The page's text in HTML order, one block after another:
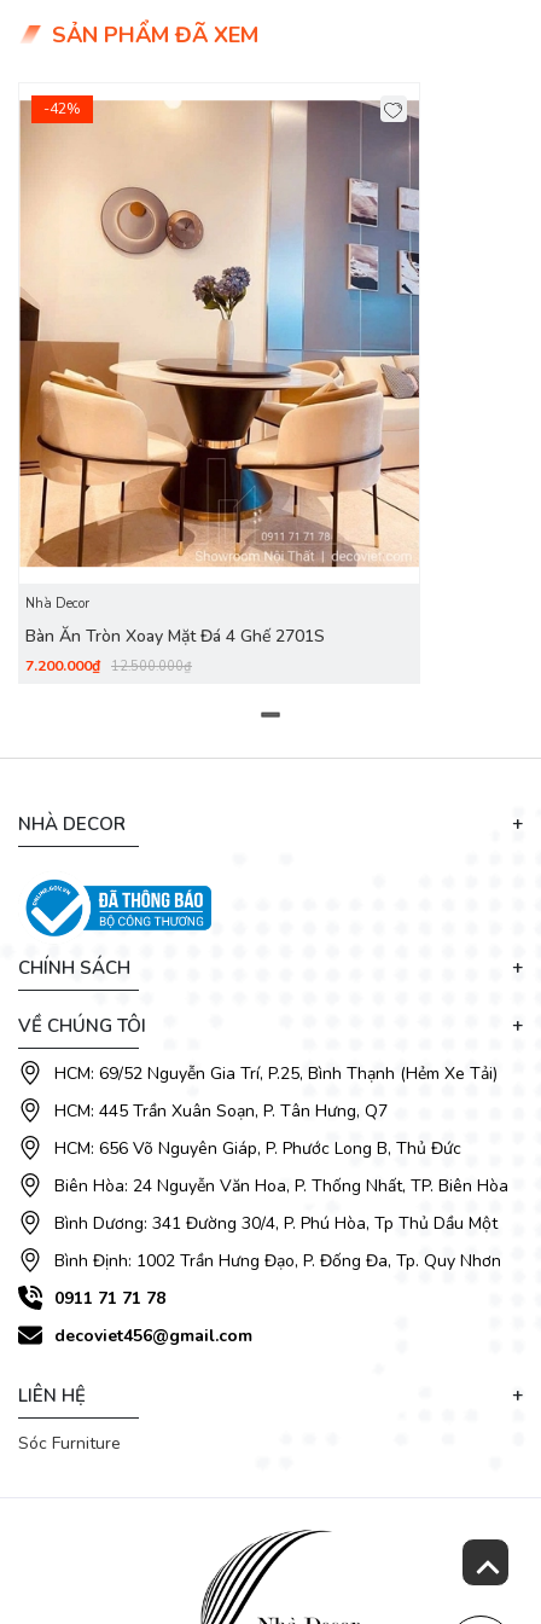
⭐ Chất Liệu Cao Cấp – Bền Đẹp Theo Năm Tháng
Mặt bàn: Đá Ceramic màu trắng, chống thấm – chống
ố – dễ lau chùi.
Mâm xoay: Hoạt động mượt mà, nâng tầm trải nghiệm
mỗi bữa ăn.
Ghế ăn: Bọc vải cao cấp, nệm dày êm ái, lưng ghế cong
rung lắc – bền bỉ theo thời gian.
⭐ Dễ Dàng Ứng Dụng Trong Nhiều Không Gian
Căn hộ chung cư: Thiết kế gọn gàng, tối ưu diện tích.
Nhà phố – biệt thự hiện đại: Làm nổi bật không gian
bếp – ăn.
Homestay – căn hộ cho thuê cao cấp: Tạo điểm nhấn
sang trọng, tăng giá trị tổng thể.
🌸Hoàn thiện ngay không gian bếp đẹp với lựa chọn
📞Gọi ngay 0911 71 71 78
thất Nhà Decor
Đá 4 Ghế 2701S
SẢN PHẨM ĐÃ XEM
-42%
Nhà Decor
Bàn Ăn Tròn Xoay Mặt Đá 4 Ghế 2701S
7.200.000₫ 12.500.000₫
NHÀ DECOR
CHÍNH SÁCH
VỀ CHÚNG TÔI
HCM: 69/52 Nguyễn Gia Trí, P.25, Bình Thạnh (Hẻm Xe Tải)
HCM: 445 Trần Xuân Soạn, P. Tân Hưng, Q7
HCM: 656 Võ Nguyên Giáp, P. Phước Long B, Thủ Đức
Biên Hòa: 24 Nguyễn Văn Hoa, P. Thống Nhất, TP. Biên Hòa
Bình Dương: 341 Đường 30/4, P. Phú Hòa, Tp Thủ Dầu Một
Bình Định: 1002 Trần Hưng Đạo, P. Đống Đa, Tp. Quy Nhơn
0911 71 71 78
decoviet456@gmail.com
LIÊN HỆ
Sóc Furniture